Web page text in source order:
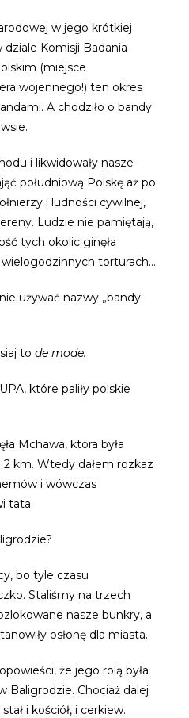
w jego krótkiej
Komisji Badania
(miejsce
wojennego!) ten okres
A chodziło o bandy
i likwidowały nasze
południową Polskę aż po
i ludności cywilnej,
Ludzie nie pamiętają,
tych okolic ginęła
torturach…
używać nazwy „bandy
to de mode.
które paliły polskie
Mchawa, która była
km. Wtedy dałem rozkaz
i wówczas
tata.
bo tyle czasu
Staliśmy na trzech
nasze bunkry, a
osłonę dla miasta.
że jego rolą była
Baligrodzie. Chociaż dalej
i kościół, i cerkiew.